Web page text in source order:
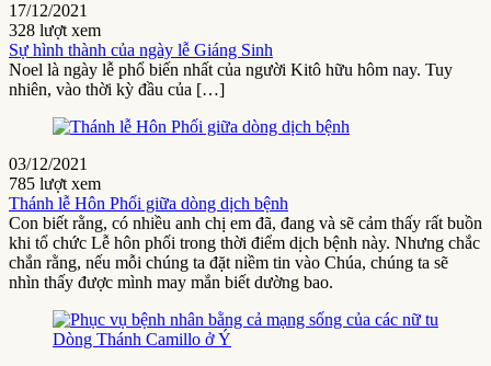
17/12/2021
328 lượt xem
Sự hình thành của ngày lễ Giáng Sinh
Noel là ngày lễ phổ biến nhất của người Kitô hữu hôm nay. Tuy
nhiên, vào thời kỳ đầu của […]
03/12/2021
785 lượt xem
Thánh lễ Hôn Phối giữa dòng dịch bệnh
Con biết rằng, có nhiều anh chị em đã, đang và sẽ cảm thấy rất buồn
khi tổ chức Lễ hôn phối trong thời điểm dịch bệnh này. Nhưng chắc
chắn rằng, nếu mỗi chúng ta đặt niềm tin vào Chúa, chúng ta sẽ
nhìn thấy được mình may mắn biết dường bao.